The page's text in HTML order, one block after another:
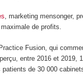
, marketing mensonger,
de profits.
Fusion, qui
entre 2016 et
de 30 000